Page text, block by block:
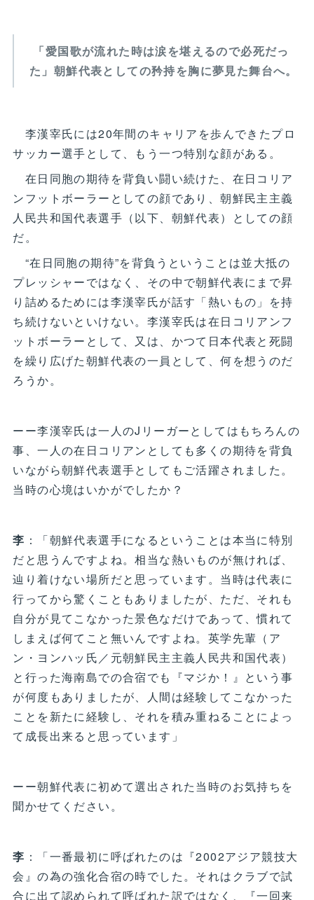
「愛国歌が流れた時は涙を堪えるので必死だっ
た」朝鮮代表としての矜持を胸に夢見た舞台へ。
李漢宰氏には20年間のキャリアを歩んできたプロ
サッカー選手として、もう一つ特別な顔がある。
在日同胞の期待を背負い闘い続けた、在日コリア
ンフットボーラーとしての顔であり、朝鮮民主主義
人民共和国代表選手（以下、朝鮮代表）としての顔
だ。
“在日同胞の期待”を背負うということは並大抵の
プレッシャーではなく、その中で朝鮮代表にまで昇
り詰めるためには李漢宰氏が話す「熱いもの」を持
ち続けないといけない。李漢宰氏は在日コリアンフ
ットボーラーとして、又は、かつて日本代表と死闘
を繰り広げた朝鮮代表の一員として、何を想うのだ
ろうか。
ーー李漢宰氏は一人のJリーガーとしてはもちろんの
事、一人の在日コリアンとしても多くの期待を背負
いながら朝鮮代表選手としてもご活躍されました。
当時の心境はいかがでしたか？
李 ：「朝鮮代表選手になるということは本当に特別
だと思うんですよね。相当な熱いものが無ければ、
辿り着けない場所だと思っています。当時は代表に
行ってから驚くこともありましたが、ただ、それも
自分が見てこなかった景色なだけであって、慣れて
しまえば何てこと無いんですよね。英学先輩（ア
ン・ヨンハッ氏／元朝鮮民主主義人民共和国代表）
と行った海南島での合宿でも『マジか！』という事
が何度もありましたが、人間は経験してこなかった
ことを新たに経験し、それを積み重ねることによっ
て成長出来ると思っています」
ーー朝鮮代表に初めて選出された当時のお気持ちを
聞かせてください。
李 ：「一番最初に呼ばれたのは『2002アジア競技大
会』の為の強化合宿の時でした。それはクラブで試
合に出て認められて呼ばれた訳ではなく、『一回来